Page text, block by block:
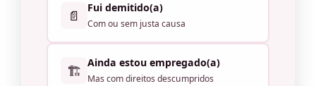
📄 Fui demitido(a)
Com ou sem justa causa
🏗️ Ainda estou empregado(a)
Mas com direitos descumpridos